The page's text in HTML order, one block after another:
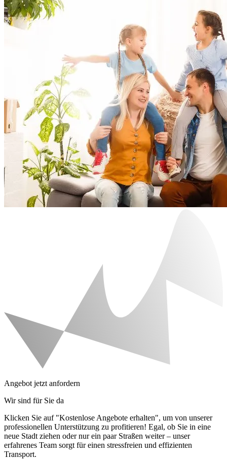
Angebot jetzt anfordern
Wir sind für Sie da
Klicken Sie auf "Kostenlose Angebote erhalten", um von unserer
professionellen Unterstützung zu profitieren! Egal, ob Sie in eine
neue Stadt ziehen oder nur ein paar Straßen weiter – unser
erfahrenes Team sorgt für einen stressfreien und effizienten
Transport.